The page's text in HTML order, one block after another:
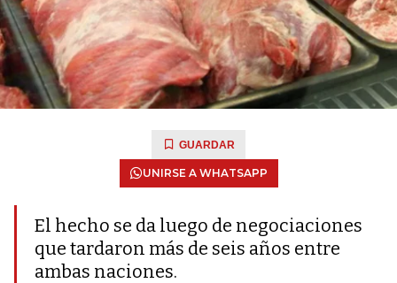
GUARDAR
UNIRSE A WHATSAPP
El hecho se da luego de negociaciones
que tardaron más de seis años entre
ambas naciones.